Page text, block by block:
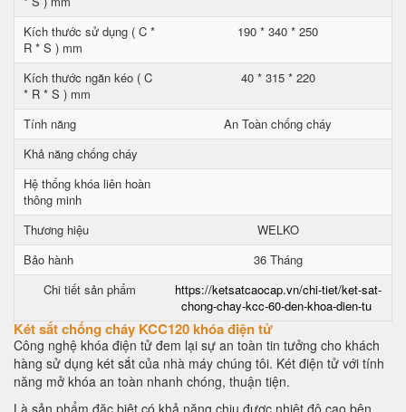
Kích thước sử dụng ( C *
R * S ) mm
190 * 340 * 250
Kích thước ngăn kéo ( C
* R * S ) mm
40 * 315 * 220
Tính năng
An Toàn chống cháy
Khả năng chống cháy
Hệ thống khóa liên hoàn
thông minh
Thương hiệu
WELKO
Bảo hành
36 Tháng
Chi tiết sản phẩm
https://ketsatcaocap.vn/chi-tiet/ket-sat-
chong-chay-kcc-60-den-khoa-dien-tu
Két sắt chống cháy KCC120 khóa điện tử
Công nghệ khóa điện tử đem lại sự an toàn tin tưởng cho khách
hàng sử dụng két sắt của nhà máy chúng tôi. Két điện tử với tính
năng mở khóa an toàn nhanh chóng, thuận tiện.
Là sản phẩm đặc biệt có khả năng chịu được nhiệt độ cao bên